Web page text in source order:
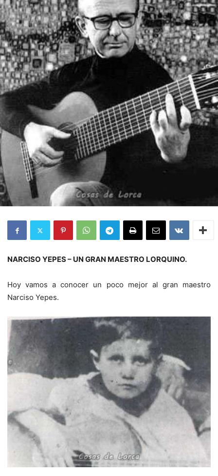
NARCISO YEPES – UN GRAN MAESTRO LORQUINO.
Hoy vamos a conocer un poco mejor al gran maestro
Narciso Yepes.